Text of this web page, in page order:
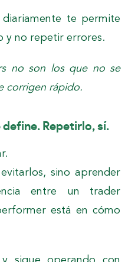
te permite
y no repetir errores.
no son los que no se
corrigen rápido.
Repetirlo, sí.
sino aprender
entre un trader
está en cómo